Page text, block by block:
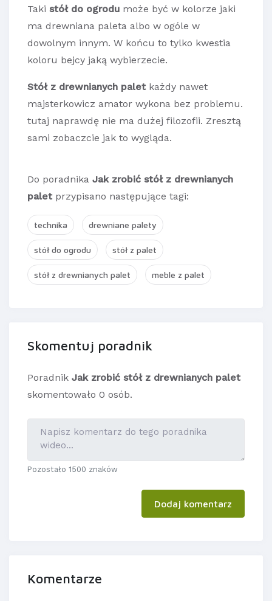
Taki stół do ogrodu może być w kolorze jaki
ma drewniana paleta albo w ogóle w
dowolnym innym. W końcu to tylko kwestia
koloru bejcy jaką wybierzecie.
Stół z drewnianych palet każdy nawet
majsterkowicz amator wykona bez problemu.
tutaj naprawdę nie ma dużej filozofii. Zresztą
sami zobaczcie jak to wygląda.
Do poradnika Jak zrobić stół z drewnianych
palet przypisano następujące tagi:
technika drewniane palety
stół do ogrodu stół z palet
stół z drewnianych palet meble z palet
Skomentuj poradnik
Poradnik Jak zrobić stół z drewnianych palet
skomentowało 0 osób.
Pozostało 1500 znaków
Dodaj komentarz
Komentarze